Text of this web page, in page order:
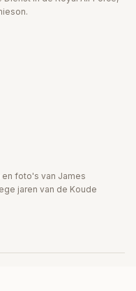
foto's van James
jaren van de Koude